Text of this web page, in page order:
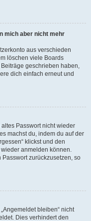
mich aber nicht mehr
aus verschieden
löschen viele Boards
geschrieben haben,
dich einfach erneut und
Passwort nicht wieder
machst du, indem du auf der
klickst und den
anmelden können.
zurückzusetzen, so
bleiben“ nicht
Dies verhindert den